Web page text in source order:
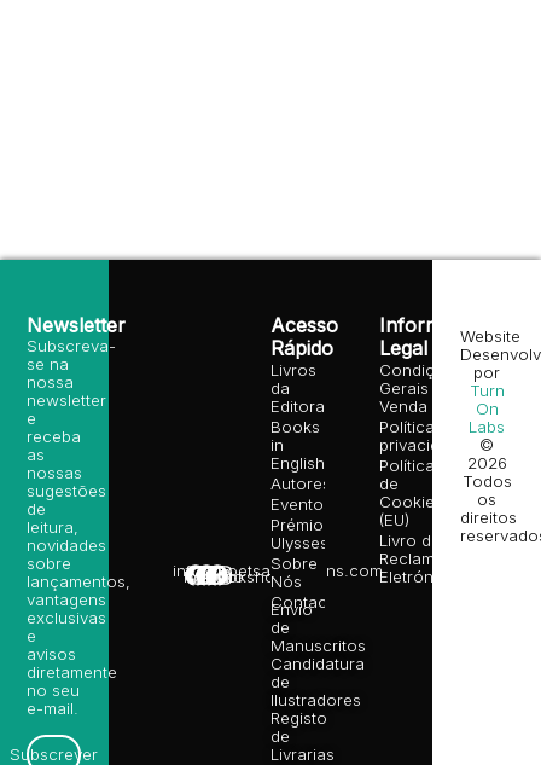
info@poetsandragons.com
Infantil
Adulto
Bookshop
Acesso
Rápido
Livros
da
Editora
Books
in
English
Autores
Eventos
Prémio
Ulysses
Sobre
Nós
Contactos
Envio
de
Manuscritos
Candidatura
de
Ilustradores
Registo
de
Livrarias
Informação
Legal
Condições
Gerais de
Venda
Política de
privacidade
Política
de
Cookies
(EU)
Livro de
Reclamações
Eletrónico
Newsletter
Subscreva-
se na
nossa
newsletter
e
receba
as
nossas
sugestões
de
leitura,
novidades
sobre
lançamentos,
vantagens
exclusivas
e
avisos
diretamente
no seu
e-mail.
Subscrever
Website
por
Turn
On
Labs
©
2026
Todos
os
direitos